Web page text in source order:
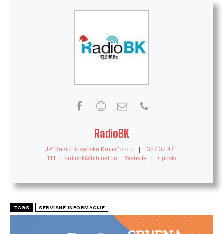
RadioBK
JP"Radio Bosanska Krupa" d.o.o.
+387 37 471
111
radiobk@bih.net.ba Website + posts
TAGS SERVISNE INFORMACIJE